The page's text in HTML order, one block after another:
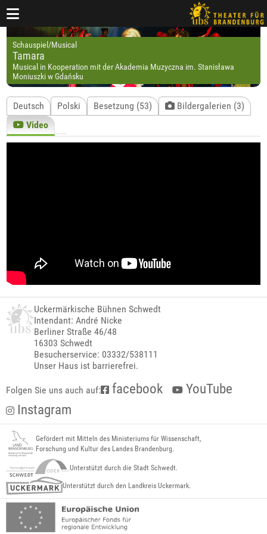
Schauspiel/Musical
Tamara
Musical in Kooperation mit der Akademia Muzyczna im. Stanisława
Moniuszki w Gdańsku
Deutsch Polski Besetzung (53)
Bildergalerien (3)
Video
Uckermärkische Bühnen Schwedt
Intendant: André Nicke
Berliner Straße 46/48
16303 Schwedt
Besucherservice: 03332/538111
Unser Haus ist barrierefrei.
Folgen Sie uns auch auf: facebook
YouTube
Instagram
Gefördert mit Mitteln des Ministeriums für Wissenschaft,
Forschung und Kultur des Landes Brandenburg.
Unterstützt durch die Stadt Schwedt.
Unterstützt durch den Landkreis Uckermark.